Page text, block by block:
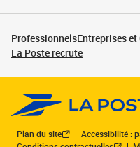
ProfessionnelsEntreprises
La Poste recrute
Plan du site
Accessibilité :